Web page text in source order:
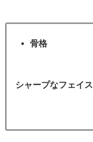
骨格
シャープなフェイ